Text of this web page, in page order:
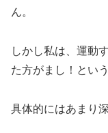
ん。
しかし私は、運動
た方がまし！とい
具体的にはあまり